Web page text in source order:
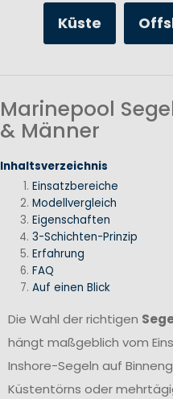
Küste
Marinepool
& Männer
Inhaltsverzeichnis
Einsatzbereiche
Modellvergleich
Eigenschaften
3-Schichten-Prinzip
Erfahrung
FAQ
Auf einen Blick
Die Wahl der richtigen
hängt maßgeblich vom
Inshore-Segeln auf
Küstentörns oder